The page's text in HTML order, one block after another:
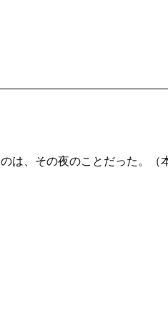
な魅力がありますよね。それ
み終わった時の印象がガラッ
は、その夜のことだった。（